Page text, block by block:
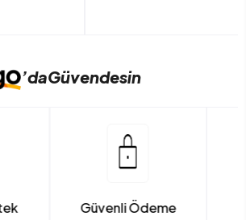
’daGüvendesin
Güvenli Ödeme